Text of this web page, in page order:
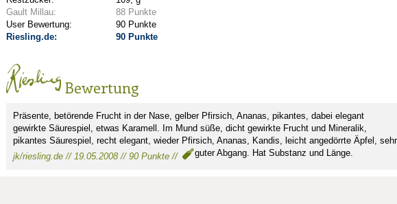
Gault Millau:
88 Punkte
User Bewertung:
90 Punkte
Riesling.de:
90 Punkte
Bewertung
Präsente, betörende Frucht in der Nase, gelber Pfirsich, Ananas, pikantes, dabei elegant
gewirkte Säurespiel, etwas Karamell. Im Mund süße, dicht gewirkte Frucht und Mineralik,
pikantes Säurespiel, recht elegant, wieder Pfirsich, Ananas, Kandis, leicht angedörrte Äpfel, sehr
guter Abgang. Hat Substanz und Länge.
jk/riesling.de // 19.05.2008 // 90 Punkte //